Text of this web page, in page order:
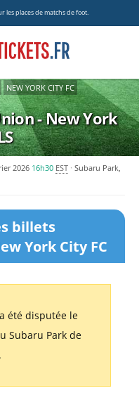
les places de matchs de foot.
NEW YORK CITY FC
- New York
2026 16h30 EST
Subaru Park,
billets
York City FC
été disputée le
Subaru Park de